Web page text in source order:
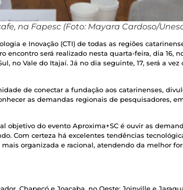
na Fapesc (Foto: Mayara Cardoso/
e Inovação (CTI) de todas as regiões
encontro será realizado nesta quarta-feira, dia 16,
no Vale do Itajaí. Já no dia seguinte, 17, será a
de conectar a fundação aos catarinenses,
as demandas regionais de pesquisadores,
objetivo do evento Aproxima+SC é ouvir as
Com certeza há excelentes tendências
organizada e racional, atendendo da melhor